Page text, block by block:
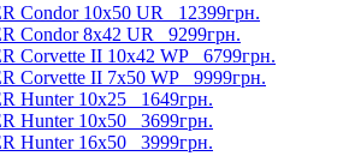
Condor 10x50 UR 12399грн.
Condor 8x42 UR 9299грн.
Corvette II 10x42 WP 6799грн.
Corvette II 7x50 WP 9999грн.
Hunter 10x25 1649грн.
Hunter 10x50 3699грн.
Hunter 16x50 3999грн.